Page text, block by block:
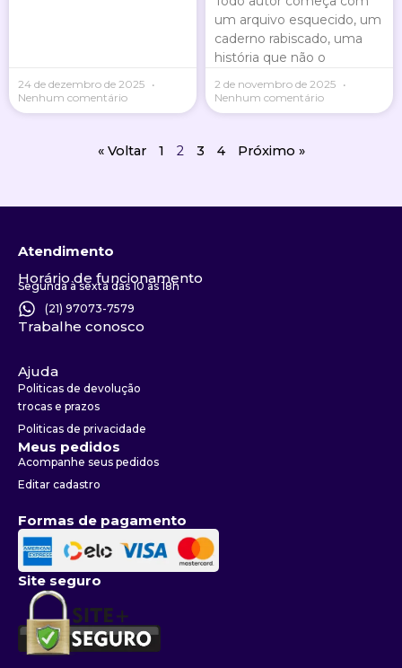
24 de dezembro de 2025
Nenhum comentário
um arquivo esquecido, um
caderno rabiscado, uma
história que não o
2 de novembro de 2025
Nenhum comentário
« Voltar 1 2 3 4 Próximo »
Atendimento
Horário de funcionamento
Segunda à sexta das 10 às 18h
(21) 97073-7579
Trabalhe conosco
Ajuda
Politicas de devolução
trocas e prazos
Politicas de privacidade
Meus pedidos
Acompanhe seus pedidos
Editar cadastro
Formas de pagamento
Site seguro